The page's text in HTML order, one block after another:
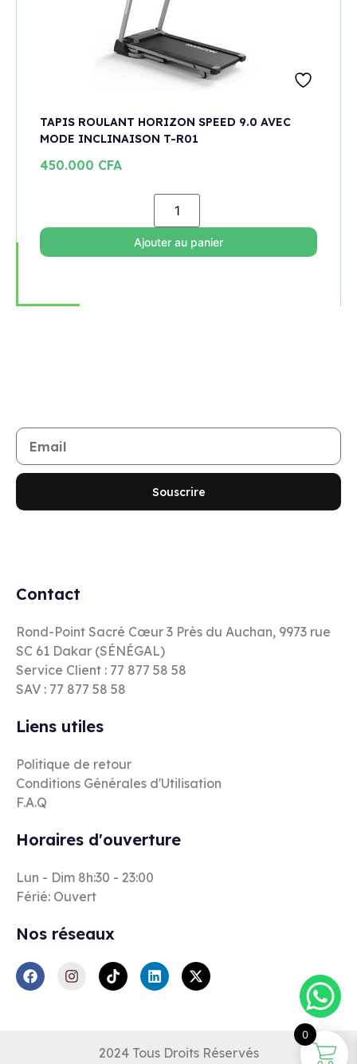
TAPIS ROULANT HORIZON SPEED 9.0 AVEC
MODE INCLINAISON T-R01
450.000 CFA
Ajouter au panier
Souscrire
Contact
Rond-Point Sacré Cœur 3 Près du Auchan, 9973 rue
SC 61 Dakar (SÉNÉGAL)
Service Client : 77 877 58 58
SAV : 77 877 58 58
Liens utiles
Politique de retour
Conditions Générales d'Utilisation
F.A.Q
Horaires d'ouverture
Lun - Dim 8h:30 - 23:00
Férié: Ouvert
Nos réseaux
2024 Tous Droits Réservés
0